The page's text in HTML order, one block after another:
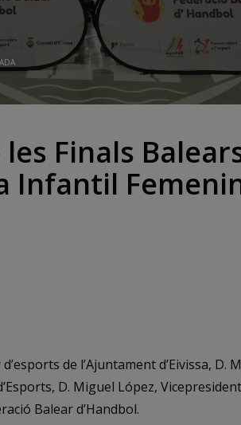
Finals
Infantil
de l’Ajuntament d’Eivissa, D.
D. Miguel López,
Balear d’Handbol.